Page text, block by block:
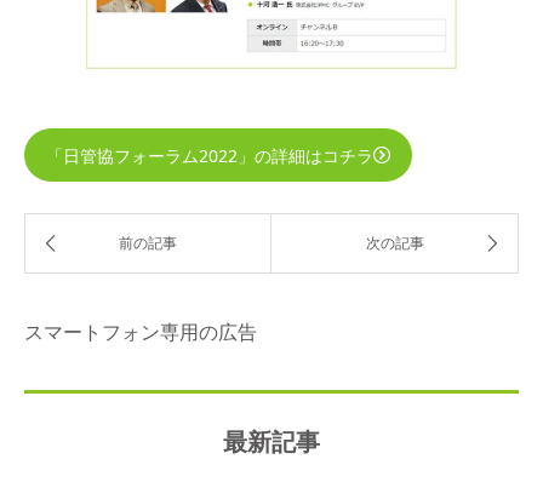
「日管協フォーラム2022」の詳細はコチラ
スマートフォン専用の広告
最新記事